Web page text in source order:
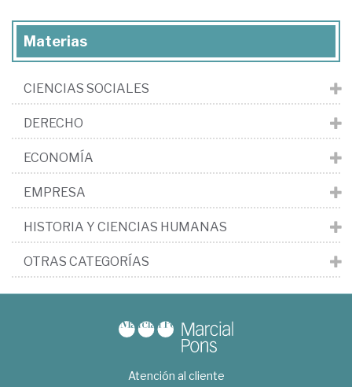
Materias
CIENCIAS SOCIALES
DERECHO
ECONOMÍA
EMPRESA
HISTORIA Y CIENCIAS HUMANAS
OTRAS CATEGORÍAS
Atención al cliente